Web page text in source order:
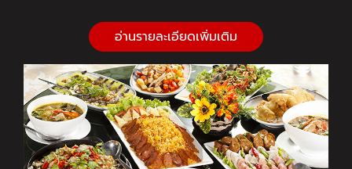
อ่านรายละเอียดเพิ่มเติม